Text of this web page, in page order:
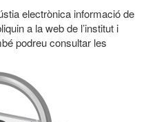
electrònica informació de
a la web de l’institut i
podreu consultar les